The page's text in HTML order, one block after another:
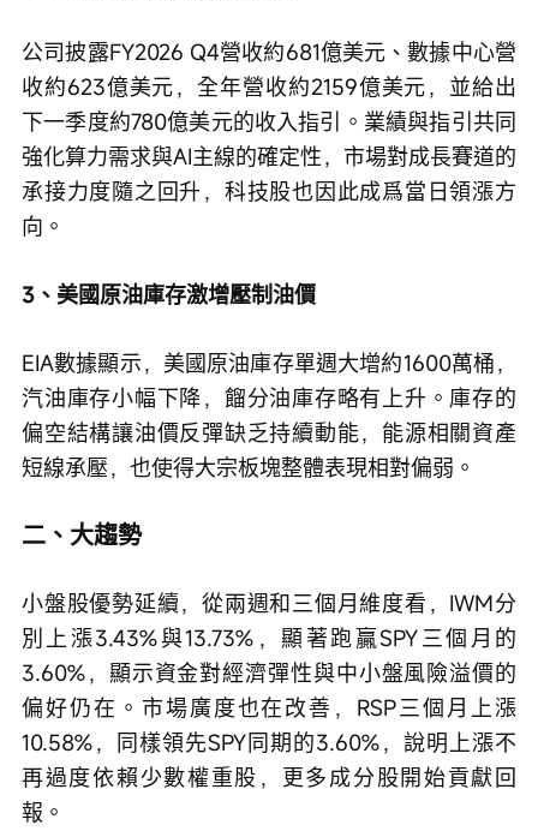
公司披露FY2026 Q4營收約681億美元、數據中心營
收約623億美元，全年營收約2159億美元，並給出
下一季度約780億美元的收入指引。業績與指引共同
強化算力需求與AI主線的確定性，市場對成長賽道的
承接力度隨之回升，科技股也因此成爲當日領漲方
向。
3、美國原油庫存激增壓制油價
EIA數據顯示，美國原油庫存單週大增約1600萬桶，
汽油庫存小幅下降，餾分油庫存略有上升。庫存的
偏空結構讓油價反彈缺乏持續動能，能源相關資產
短線承壓，也使得大宗板塊整體表現相對偏弱。
二、大趨勢
小盤股優勢延續，從兩週和三個月維度看，IWM分
別上漲3.43%與13.73%，顯著跑贏SPY三個月的
3.60%，顯示資金對經濟彈性與中小盤風險溢價的
偏好仍在。市場廣度也在改善，RSP三個月上漲
10.58%，同樣領先SPY同期的3.60%，說明上漲不
再過度依賴少數權重股，更多成分股開始貢獻回
報。